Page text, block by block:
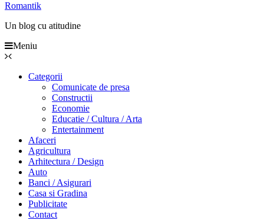
Romantik
Un blog cu atitudine
Meniu
Categorii
Comunicate de presa
Constructii
Economie
Educatie / Cultura / Arta
Entertainment
Afaceri
Agricultura
Arhitectura / Design
Auto
Banci / Asigurari
Casa si Gradina
Publicitate
Contact